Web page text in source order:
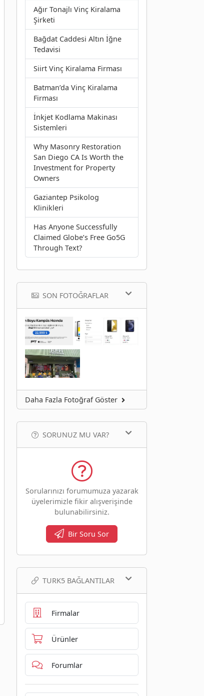
Ağır Tonajlı Vinç Kiralama
Şirketi
Bağdat Caddesi Altın İğne
Tedavisi
Siirt Vinç Kiralama Firması
Batman’da Vinç Kiralama
Firması
İnkjet Kodlama Makinası
Sistemleri
Why Masonry Restoration
San Diego CA Is Worth the
Investment for Property
Owners
Gaziantep Psikolog
Klinikleri
Has Anyone Successfully
Claimed Globe’s Free Go5G
Through Text?
SON FOTOĞRAFLAR
Daha Fazla Fotoğraf Göster
SORUNUZ MU VAR?
Sorularınızı forumumuza yazarak
üyelerimizle fikir alışverişinde
bulunabilirsiniz.
Bir Soru Sor
TURK5 BAĞLANTILAR
Firmalar
Ürünler
Forumlar